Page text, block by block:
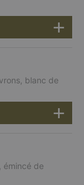
blanc de
émincé de